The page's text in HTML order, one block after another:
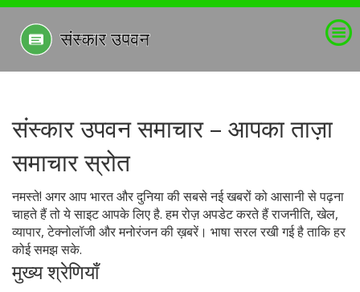
संस्कार उपवन समाचार – आपका ताज़ा
समाचार स्रोत
नमस्ते! अगर आप भारत और दुनिया की सबसे नई खबरों को आसानी से पढ़ना
चाहते हैं तो ये साइट आपके लिए है. हम रोज़ अपडेट करते हैं राजनीति, खेल,
व्यापार, टेक्नोलॉजी और मनोरंजन की ख़बरें। भाषा सरल रखी गई है ताकि हर
कोई समझ सके.
मुख्य श्रेणियाँ